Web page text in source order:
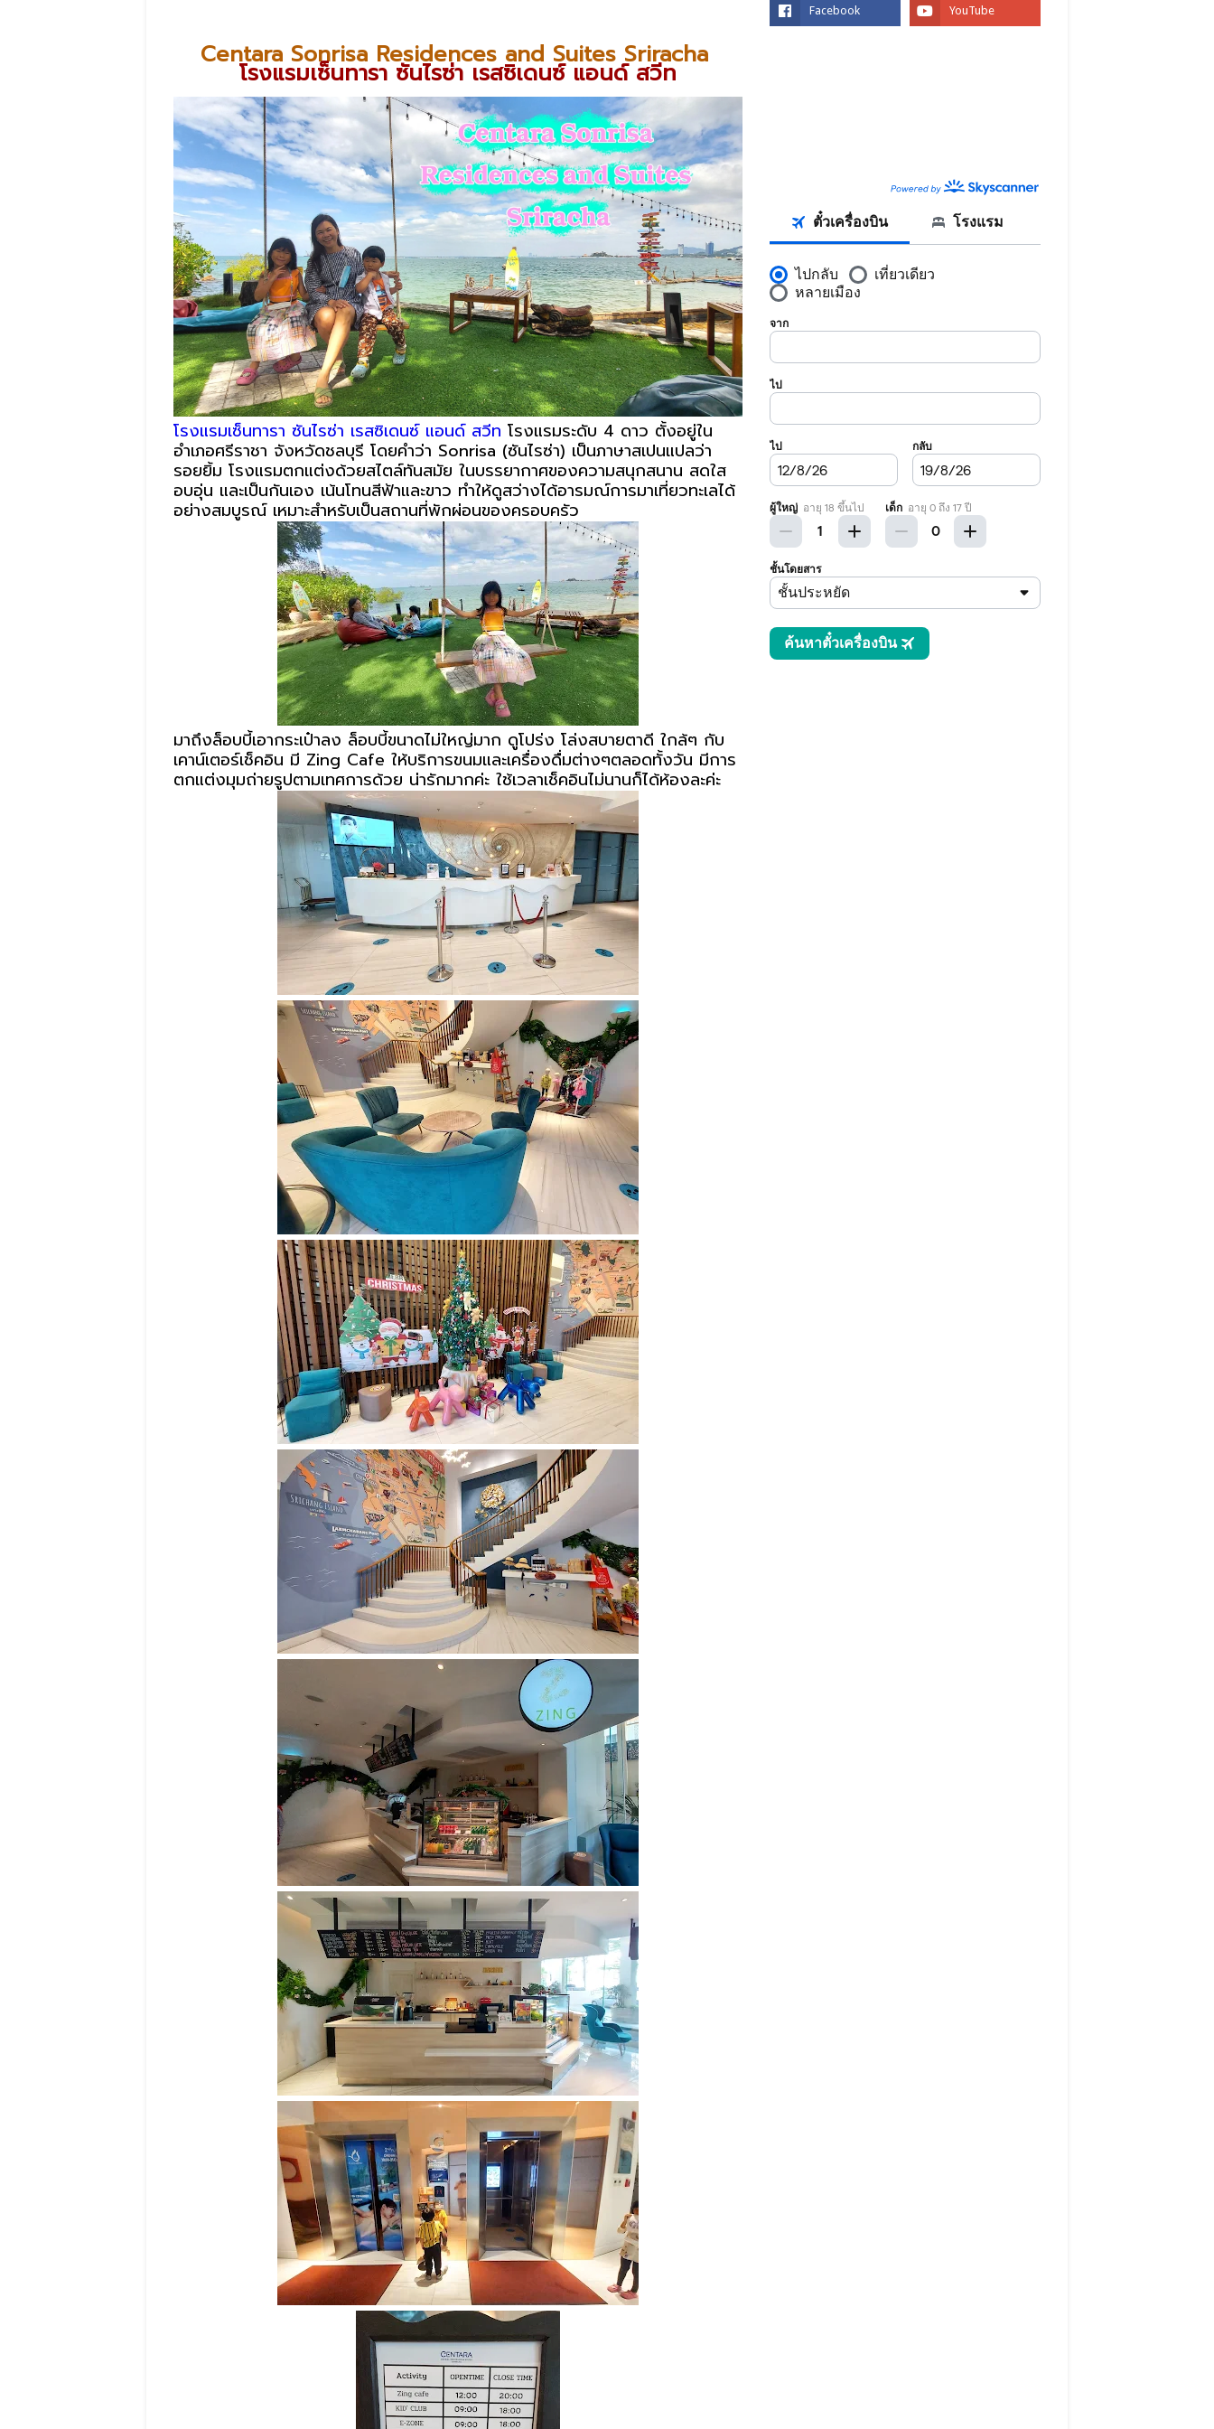
Centara Sonrisa Residences and Suites Sriracha
โรงแรมเซ็นทารา ซันไรซ่า เรสซิเดนซ์ แอนด์ สวีท
โรงแรมเซ็นทารา ซันไรซ่า เรสซิเดนซ์ แอนด์ สวีท โรงแรมระดับ 4 ดาว ตั้งอยู่ใน
อำเภอศรีราชา จังหวัดชลบุรี โดยคำว่า Sonrisa (ซันไรซ่า) เป็นภาษาสเปนแปลว่า
รอยยิ้ม โรงแรมตกแต่งด้วยสไตล์ทันสมัย ในบรรยากาศของความสนุกสนาน สดใส
อบอุ่น และเป็นกันเอง เน้นโทนสีฟ้าและขาว ทำให้ดูสว่างได้อารมณ์การมาเที่ยวทะเลได้
อย่างสมบูรณ์ เหมาะสำหรับเป็นสถานที่พักผ่อนของครอบครัว
มาถึงล็อบบี้เอากระเป๋าลง ล็อบบี้ขนาดไม่ใหญ่มาก ดูโปร่ง โล่งสบายตาดี ใกล้ๆ กับ
เคาน์เตอร์เช็คอิน มี Zing Cafe ให้บริการขนมและเครื่องดื่มต่างๆตลอดทั้งวัน มีการ
ตกแต่งมุมถ่ายรูปตามเทศการด้วย น่ารักมากค่ะ ใช้เวลาเช็คอินไม่นานก็ได้ห้องละค่ะ